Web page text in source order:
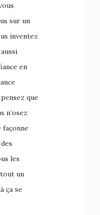
sur un
inventez
en
que
n’osez
façonne
les
un
ça se